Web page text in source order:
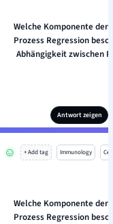
Welche Komponente der
Prozess Regression
Abhängigkeit zwischen
Antwort zeigen
+ Add tag Immunology
Welche Komponente der
Prozess Regression